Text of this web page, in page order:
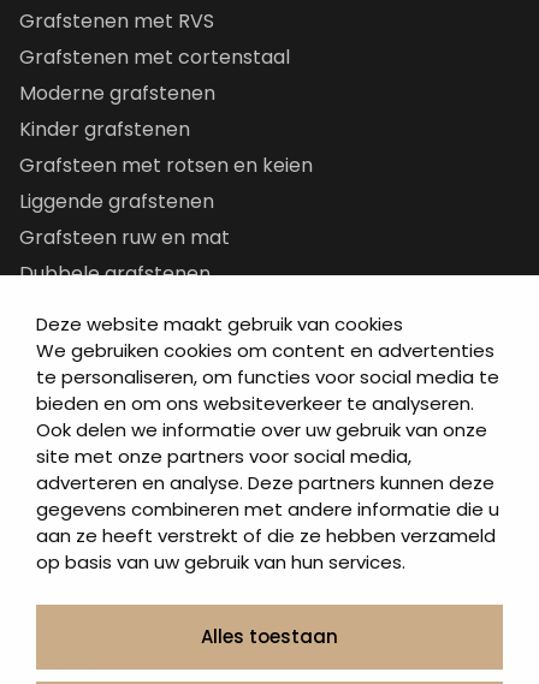
Deze website maakt gebruik van cookies
We gebruiken cookies om content en advertenties
te personaliseren, om functies voor social media te
bieden en om ons websiteverkeer te analyseren.
Ook delen we informatie over uw gebruik van onze
site met onze partners voor social media,
adverteren en analyse. Deze partners kunnen deze
gegevens combineren met andere informatie die u
aan ze heeft verstrekt of die ze hebben verzameld
op basis van uw gebruik van hun services.
Alles toestaan
Grafstenen met RVS
Grafstenen met cortenstaal
Moderne grafstenen
Kinder grafstenen
Grafsteen met rotsen en keien
Liggende grafstenen
Grafsteen ruw en mat
Dubbele grafstenen
Letterplaten
Grafzerken kopen
Direct naar
Grafstenen
As artikelen
Urngrafmonumenten
Informatie
Contact